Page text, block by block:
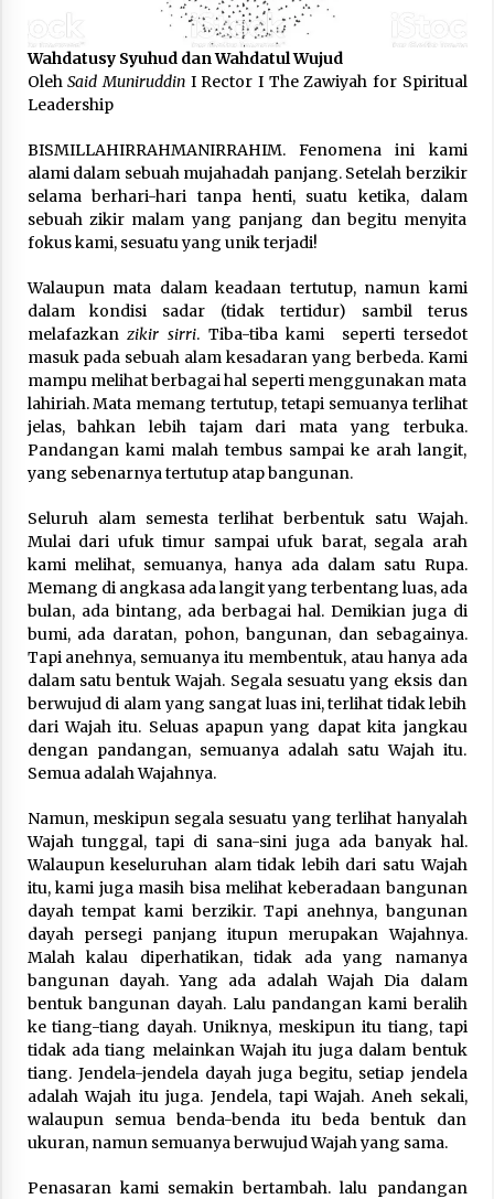
3 months ago
Takut Mati
3 months ago
Said Muniruddin Latih Mental dan Spiritual 80
Siswa YPHC
3 months ago
untuk 179 Guru Diniyah Disdikbud Kota Banda
Aceh
4 months ago
SELVi: Sebuah Model Motivasi dalam
Kepemimpinan Bisnis
4 months ago
Eksistensi Iran dalam Tiga Ayat: Memahami
Aliansi Yahudi dan Kristen dalam Dinamika
5 months ago
Wahdatusy Syuhud dan Wahdatul Wujud
OlehSaid MuniruddinI Rector I The Zawiyah for Spiritual
Leadership
BISMILLAHIRRAHMANIRRAHIM. Fenomena ini kami
alami dalam sebuah mujahadah panjang. Setelah berzikir
selama berhari-hari tanpa henti, suatu ketika, dalam
sebuah zikir malam yang panjang dan begitu menyita
fokus kami, sesuatu yang unik terjadi!
Walaupun mata dalam keadaan tertutup, namun kami
dalam kondisi sadar (tidak tertidur) sambil terus
melafazkanzikir sirri. Tiba-tiba kami seperti tersedot
masuk pada sebuah alam kesadaran yang berbeda. Kami
mampu melihat berbagai hal seperti menggunakan mata
lahiriah. Mata memang tertutup, tetapi semuanya terlihat
jelas, bahkan lebih tajam dari mata yang terbuka.
Pandangan kami malah tembus sampai ke arah langit,
yang sebenarnya tertutup atap bangunan.
Seluruh alam semesta terlihat berbentuk satu Wajah.
Mulai dari ufuk timur sampai ufuk barat, segala arah
kami melihat, semuanya, hanya ada dalam satu Rupa.
Memang di angkasa ada langit yang terbentang luas, ada
bulan, ada bintang, ada berbagai hal. Demikian juga di
bumi, ada daratan, pohon, bangunan, dan sebagainya.
Tapi anehnya, semuanya itu membentuk, atau hanya ada
dalam satu bentuk Wajah. Segala sesuatu yang eksis dan
berwujud di alam yang sangat luas ini, terlihat tidak lebih
dari Wajah itu. Seluas apapun yang dapat kita jangkau
dengan pandangan, semuanya adalah satu Wajah itu.
Semua adalah Wajahnya.
Namun, meskipun segala sesuatu yang terlihat hanyalah
Wajah tunggal, tapi di sana-sini juga ada banyak hal.
Walaupun keseluruhan alam tidak lebih dari satu Wajah
itu, kami juga masih bisa melihat keberadaan bangunan
dayah tempat kami berzikir. Tapi anehnya, bangunan
dayah persegi panjang itupun merupakan Wajahnya.
Malah kalau diperhatikan, tidak ada yang namanya
bangunan dayah. Yang ada adalah Wajah Dia dalam
bentuk bangunan dayah. Lalu pandangan kami beralih
ke tiang-tiang dayah. Uniknya, meskipun itu tiang, tapi
tidak ada tiang melainkan Wajah itu juga dalam bentuk
tiang. Jendela-jendela dayah juga begitu, setiap jendela
adalah Wajah itu juga. Jendela, tapi Wajah. Aneh sekali,
walaupun semua benda-benda itu beda bentuk dan
ukuran, namun semuanya berwujud Wajah yang sama.
Penasaran kami semakin bertambah. lalu pandangan